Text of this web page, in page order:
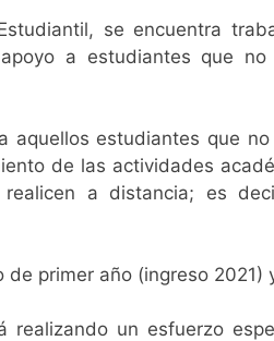
se encuentra
a estudiantes que
estudiantes que
de las actividades
a distancia; es
primer año (ingreso 2021)
un esfuerzo